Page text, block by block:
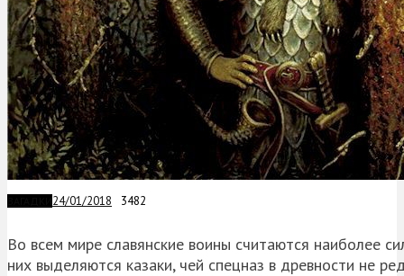
24/01/2018 3482
Во всем мире славянские воины считаются наиболее
них выделяются казаки, чей спецназ в древности не